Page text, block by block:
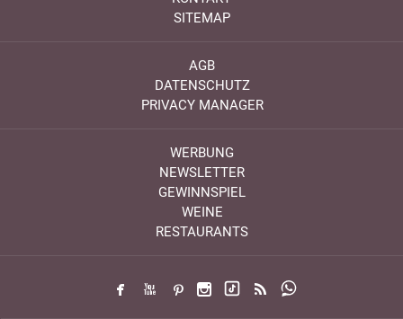
SITEMAP
AGB
DATENSCHUTZ
PRIVACY MANAGER
WERBUNG
NEWSLETTER
GEWINNSPIEL
WEINE
RESTAURANTS